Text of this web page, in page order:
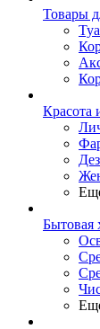
Товары
Красота
Бытовая